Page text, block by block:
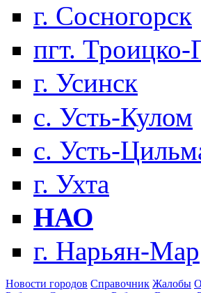
г. Сосногорск
пгт. Троицко-
г. Усинск
с. Усть-Кулом
с. Усть-
г. Ухта
НАО
г. Нарьян-Мар
Новости городов Справочник Жалобы